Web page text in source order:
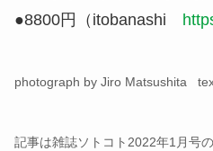
●8800円（itobanashi
photograph by Jiro Matsushita
記事は雑誌ソトコト2022年1月号